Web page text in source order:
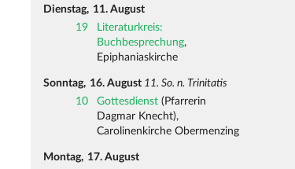
Dienstag, 11. August
19
Literaturkreis:
Buchbesprechung,
Epiphaniaskirche
Sonntag, 16. August 11. So. n. Trinitatis
10
Gottesdienst (Pfarrerin
Dagmar Knecht),
Carolinenkirche Obermenzing
Montag, 17. August